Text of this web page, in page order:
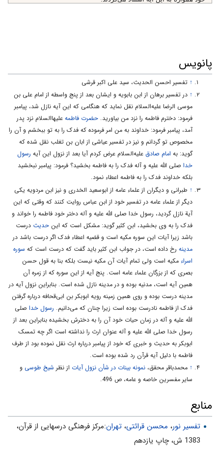
هستيم! «4»
برخى روايات آيه را مربوط به خمس دانسته و برخى ديگر موضوع آيه را
بالاتر از مسائل مادّى دانسته و گفته‌اند: آيه، به پيامبر صلى الله عليه و
آله فرمان مى‌دهد كه حقّ علىّ‌بن‌ابى‌طالب عليهما السلام را با وصيّت به
جانشينى او ادا كند. «5» و مراد از تبذير در آيه كه از آن نهى شده،
«غُلوّ» است. «6»
«3». فدك، مزرعه‌ى بسيار بزرگى بود كه بدون جنگ در اختيار پيامبر قرار
گرفت. آن حضرت باتوجّه به محبوبيّت، عصمت، زهد، امانت ودقّت
اهل‌بيت عليهم السلام وپشتيبانى اقتصادى براى تبليغ خط و راه آنان و
فقرزدايى از امّت، آن را در اختيار اهل‌بيت عليهم السلام گذاشت. امّا
پس از رحلت پيامبر ابوبكر آن را گرفت، سپس عمربن عبدالعزيز آن را
باز گرداند، باز غصب كردند و در زمان مأمون برگردانده شد و باز هم
غصب كردند. درباره‌ى فدك، بحث‌هاى تاريخى، حقوقى و سياسى فراوانى
است كه در ذيل اين آيه در تفاسير آمده كه از همه‌ى آن مباحث، صرف
نظر مى‌كنيم.
«5». امام صادق عليه السلام درباره اين آيه فرمودند: حقّ على‌بن
ابى‌طالب عليهما السلام جانشينى رسول خدا و داشتن علوم نبوى است.
كافى، ج 1، ص 294.
پیام ها
1- دستورات دينى با فطرت هماهنگ است. انسان به طور فطرى در
درجه اوّل به والدين و سپس به نزديكان علاقه دارد، دستور اداى حقّ در
اسلام نيز بر اين اساس است. با توجّه به آيات قبل و «آتِ ذَا الْقُرْبى‌
پانویس
↑ تفسیر احسن الحدیث، سید علی اکبر قرشی
↑ در تفسیر برهان از ابن بابویه و ایشان بعد از پنج واسطه از امام على بن
موسى الرضا علیه‌السلام نقل نماید که هنگامى که این آیه نازل شد، پیامبر
فرمود: دخترم فاطمه را نزد من بیاورید. حضرت فاطمهعلیهاالسلام نزد پدر
آمد، پیامبر فرمود: خداوند به من امر فرموده که فدک را به تو ببخشم و آن را
مخصوص تو گردانم و نیز در تفسیر عیاشى از ابان بن تغلب نقل شده که
گوید: به امام صادقعلیه‌السلام عرض کردم آیا بعد از نزول این آیه رسول
خداصلی الله علیه و آله فدک را به فاطمه بخشید؟ فرمود: پیامبر نبخشید
بلکه خداوند فدک را به فاطمه اعطاء نمود.
↑ طبرانى و دیگران از علماء عامه از ابوسعید الخدرى و نیز ابن مردویه یکى
دیگر از علماء عامه در تفسیر خود از ابن عباس روایت کنند که وقتى که این
آیة نازل گردید، رسول خدا صلی الله علیه و آله دختر خود فاطمه را خواند و
فدک را به وى بخشید، ابن کثیر گوید: مشکل است که این حدیث درست
باشد زیرا آیات این سوره مکیه است و قضیه اعطاء فدک اگر درست باشد در
مدینهرخ داده است، در جواب ابن کثیر باید گفت که درست است که سوره
اسراءمکیه است ولى تمام آیات آن مکیه نیست بلکه بنا به قول حسن
بصرى که از بزرگان علماء عامه است. پنج آیه از این سوره که از زمره آن
همین آیه است، مدنیه بوده و در مدینه نازل شده است. بنابراین نزول آیه در
مدینه درست بوده و روى همین زمینه رویه ابوبکر بن ابى‌قحافه درباره گرفتن
فدک از فاطمه نادرست بوده است زیرا چنان که می‌دانیم. رسول خداصلی
الله علیه و آله در زمان حیات خود آن را به دخترش بخشیده بنابراین بعد از
رسول خدا صلی الله علیه و آله عنوان ارث را نداشته است اگر چه تمسک
ابوبکر به حدیث و خبرى که خود از پیامبر درباره ارث نقل نموده بود از طرف
فاطمه با دلیل آیه قرآن رد شده بوده است.
↑ محمدباقر محقق،‌ نمونه بينات در شأن نزول آيات از نظر شیخ طوسی و
ساير مفسرين خاصه و عامه، ص 496.
منابع
تفسیر نور، محسن قرائتی، تهران:مركز فرهنگى درسهايى از قرآن،
1383 ش، چاپ يازدهم